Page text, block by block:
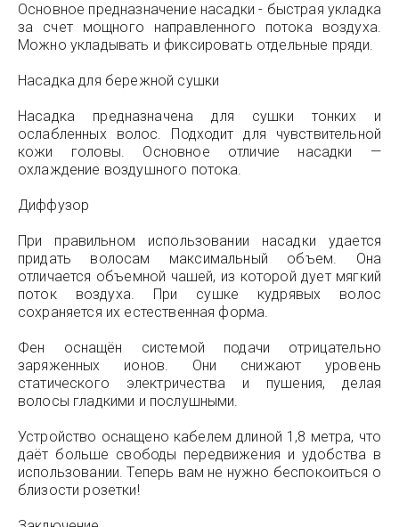
Основное предназначение насадки - быстрая укладка
за счет мощного направленного потока воздуха.
Можно укладывать и фиксировать отдельные пряди.
Насадка для бережной сушки
Насадка предназначена для сушки тонких и
ослабленных волос. Подходит для чувствительной
кожи головы. Основное отличие насадки —
охлаждение воздушного потока.
Диффузор
При правильном использовании насадки удается
придать волосам максимальный объем. Она
отличается объемной чашей, из которой дует мягкий
поток воздуха. При сушке кудрявых волос
сохраняется их естественная форма.
Фен оснащён системой подачи отрицательно
заряженных ионов. Они снижают уровень
статического электричества и пушения, делая
волосы гладкими и послушными.
Устройство оснащено кабелем длиной 1,8 метра, что
даёт больше свободы передвижения и удобства в
использовании. Теперь вам не нужно беспокоиться о
близости розетки!